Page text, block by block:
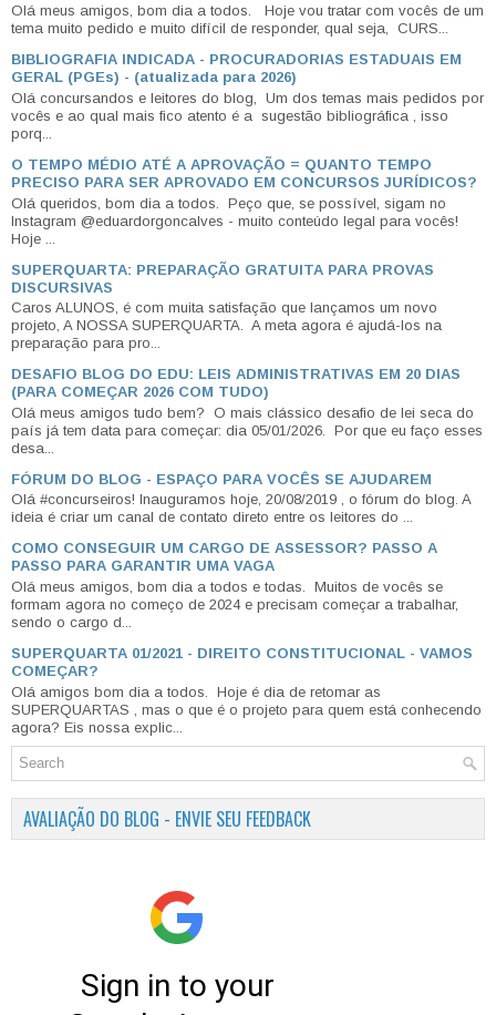
Olá meus amigos, bom dia a todos. Hoje vou tratar com vocês de um
tema muito pedido e muito difícil de responder, qual seja, CURS...
BIBLIOGRAFIA INDICADA - PROCURADORIAS ESTADUAIS EM
GERAL (PGEs) - (atualizada para 2026)
Olá concursandos e leitores do blog, Um dos temas mais pedidos por
vocês e ao qual mais fico atento é a sugestão bibliográfica , isso
porq...
O TEMPO MÉDIO ATÉ A APROVAÇÃO = QUANTO TEMPO
PRECISO PARA SER APROVADO EM CONCURSOS JURÍDICOS?
Olá queridos, bom dia a todos. Peço que, se possível, sigam no
Instagram @eduardorgoncalves - muito conteúdo legal para vocês!
Hoje ...
SUPERQUARTA: PREPARAÇÃO GRATUITA PARA PROVAS
DISCURSIVAS
Caros ALUNOS, é com muita satisfação que lançamos um novo
projeto, A NOSSA SUPERQUARTA. A meta agora é ajudá-los na
preparação para pro...
DESAFIO BLOG DO EDU: LEIS ADMINISTRATIVAS EM 20 DIAS
(PARA COMEÇAR 2026 COM TUDO)
Olá meus amigos tudo bem? O mais clássico desafio de lei seca do
país já tem data para começar: dia 05/01/2026. Por que eu faço esses
desa...
FÓRUM DO BLOG - ESPAÇO PARA VOCÊS SE AJUDAREM
Olá #concurseiros! Inauguramos hoje, 20/08/2019 , o fórum do blog. A
ideia é criar um canal de contato direto entre os leitores do ...
COMO CONSEGUIR UM CARGO DE ASSESSOR? PASSO A
PASSO PARA GARANTIR UMA VAGA
Olá meus amigos, bom dia a todos e todas. Muitos de vocês se
formam agora no começo de 2024 e precisam começar a trabalhar,
sendo o cargo d...
SUPERQUARTA 01/2021 - DIREITO CONSTITUCIONAL - VAMOS
COMEÇAR?
Olá amigos bom dia a todos. Hoje é dia de retomar as
SUPERQUARTAS , mas o que é o projeto para quem está conhecendo
agora? Eis nossa explic...
AVALIAÇÃO DO BLOG - ENVIE SEU FEEDBACK